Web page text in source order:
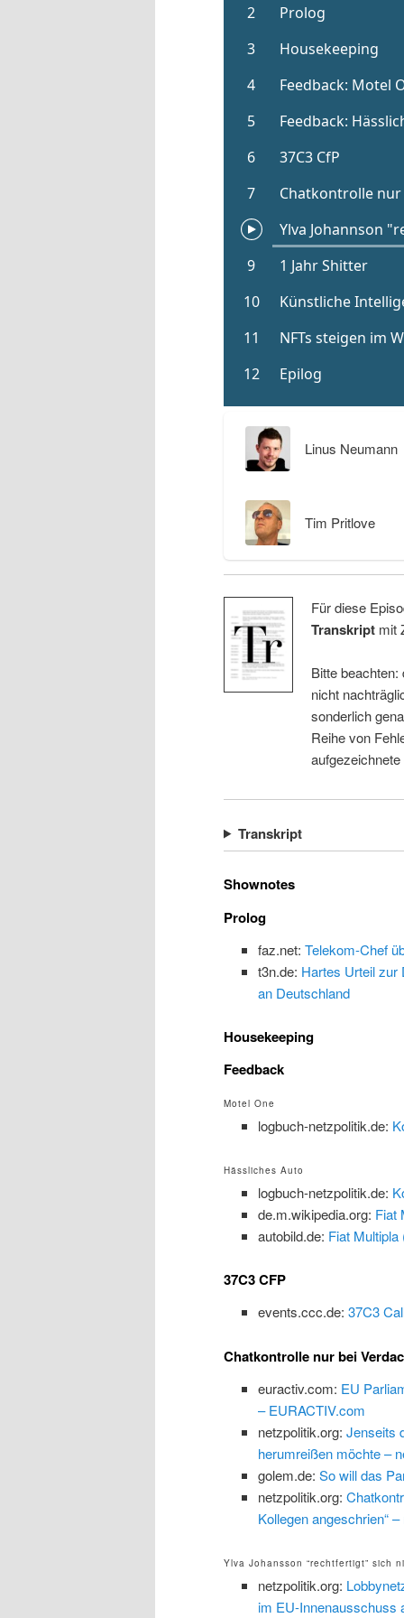
Linus Neumann
Tim Pritlove
Für diese
Transkriptmit
Bitte
nicht
sonderlich
Reihe von
Transkript
Shownotes
Prolog
faz.net: Telekom-Chef
t3n.de: Hartes Urteil zur
an Deutschland
Housekeeping
Feedback
Motel One
logbuch-netzpolitik.de:
Hässliches Auto
logbuch-netzpolitik.de:
de.m.wikipedia.org: Fiat
autobild.de: Fiat
37C3 CFP
events.ccc.de: 37C3
Chatkontrolle nur bei
euractiv.com: EU
– EURACTIV.com
netzpolitik.org: Jenseits
herumreißen möchte –
golem.de: So will das
netzpolitik.org:
Kollegen angeschrien“
Ylva Johansson “rechtfertigt” sich
netzpolitik.org:
im EU-Innenausschuss